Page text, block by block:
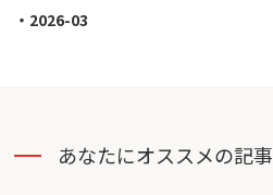
2026-03
あなたにオススメの記事